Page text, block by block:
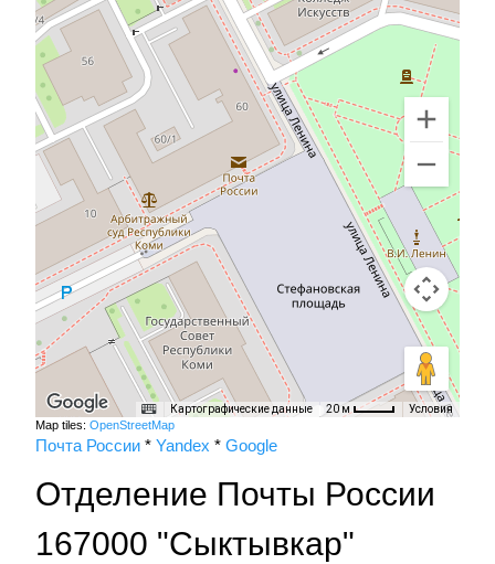
Картографические данные 20 м Условия
Map tiles: OpenStreetMap
Почта России * Yandex * Google
Отделение Почты России
167000 "Сыктывкар"